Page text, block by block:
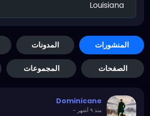
المنشورات المدونات
الصفحات المجموعات
Dominicane
منذ ٩ أشهر -